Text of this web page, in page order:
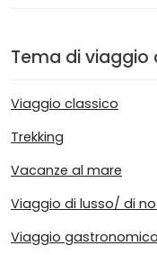
Tema di viaggio
Viaggio classico
Trekking
Vacanze al mare
Viaggio di lusso/ di
Viaggio gastronomico